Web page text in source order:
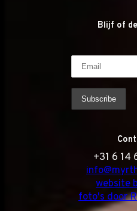
Blijf of
‭+31 6 14
website
foto's door